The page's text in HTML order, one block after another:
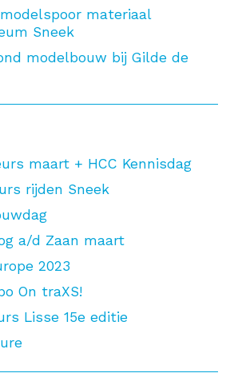
materiaal
Sneek
modelbouw bij Gilde de
maart + HCC Kennisdag
rijden Sneek
a/d Zaan maart
2023
On traXS!
Lisse 15e editie